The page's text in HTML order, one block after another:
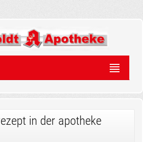
in der apotheke